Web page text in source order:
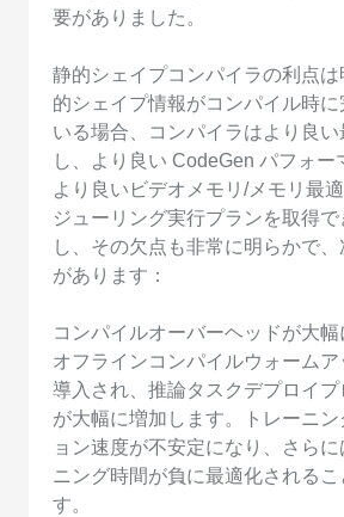
要がありました。
静的シェイプコンパイラの利点
的シェイプ情報がコンパイル時
いる場合、コンパイラはより良
し、より良い CodeGen パフォー
より良いビデオメモリ/メモリ最
ジューリング実行プランを取得
し、その欠点も非常に明らかで
があります：
コンパイルオーバーヘッドが大幅
オフラインコンパイルウォーム
導入され、推論タスクデプロイプ
が大幅に増加します。トレーニ
ョン速度が不安定になり、さら
ニング時間が負に最適化されるこ
す。